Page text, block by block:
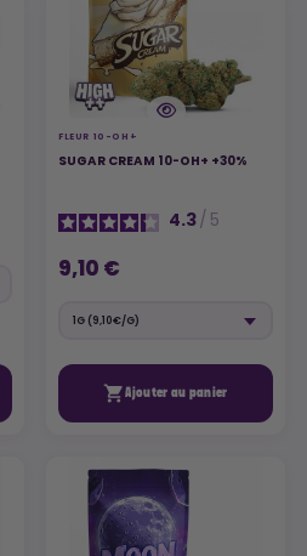
FLEUR 10-OH+
SUGAR CREAM 10-OH+ +30%
4.3/ 5
9,10 €
Ajouter au panier